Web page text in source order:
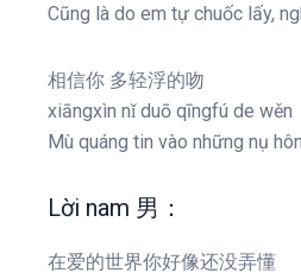
Cũng là do em tự chuốc lấy,
相信你 多轻浮的吻
xiāngxìn nǐ duō qīngfú de wěn
Mù quáng tin vào những nụ
Lời nam 男：
在爱的世界你好像还没弄懂